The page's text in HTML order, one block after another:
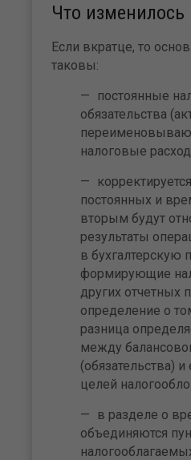
Что изменилось
Если вкратце, то
таковы:
постоянные
обязательства
налоговые
постоянных и
вторым будут
результаты
в бухгалтерскую
формирующие
других отчетных
определение о
разница
между
(обязательства)
целей
в разделе о
объединяются